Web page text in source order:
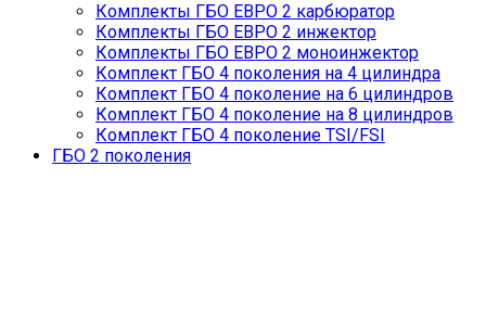
Комплекты ГБО ЕВРО 2 карбюратор
Комплекты ГБО ЕВРО 2 инжектор
Комплекты ГБО ЕВРО 2 моноинжектор
Комплект ГБО 4 поколения на 4 цилиндра
Комплект ГБО 4 поколение на 6 цилиндров
Комплект ГБО 4 поколение на 8 цилиндров
Комплект ГБО 4 поколение TSI/FSI
ГБО 2 поколения